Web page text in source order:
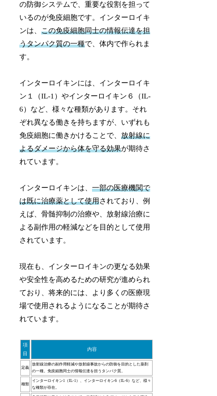
の防御システムで、重要な役割を担って
いるのが免疫細胞です。インターロイキ
ンは、この免疫細胞同士の情報伝達を担
うタンパク質の一種で、体内で作られま
す。
インターロイキンには、インターロイキ
ン１（IL-1）やインターロイキン６（IL-
6）など、様々な種類があります。それ
ぞれ異なる働きを持ちますが、いずれも
免疫細胞に働きかけることで、放射線に
よるダメージから体を守る効果が期待さ
れています。
インターロイキンは、一部の医療機関で
は既に治療薬として使用されており、例
えば、骨髄抑制の治療や、放射線治療に
よる副作用の軽減などを目的として使用
されています。
現在も、インターロイキンの更なる効果
や安全性を高めるための研究が進められ
ており、将来的には、より多くの医療現
場で使用されるようになることが期待さ
れています。
項
目
内容
定義
放射線治療の副作用軽減や放射線事故からの防御を目的とした薬剤
の一種。免疫細胞同士の情報伝達を担うタンパク質。
種類
インターロイキン1（IL-1）、インターロイキン6（IL-6）など、様々
な種類が存在。